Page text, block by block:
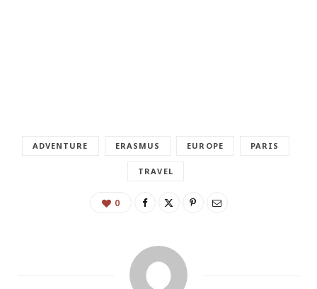
ADVENTURE ERASMUS EUROPE PARIS
TRAVEL
0